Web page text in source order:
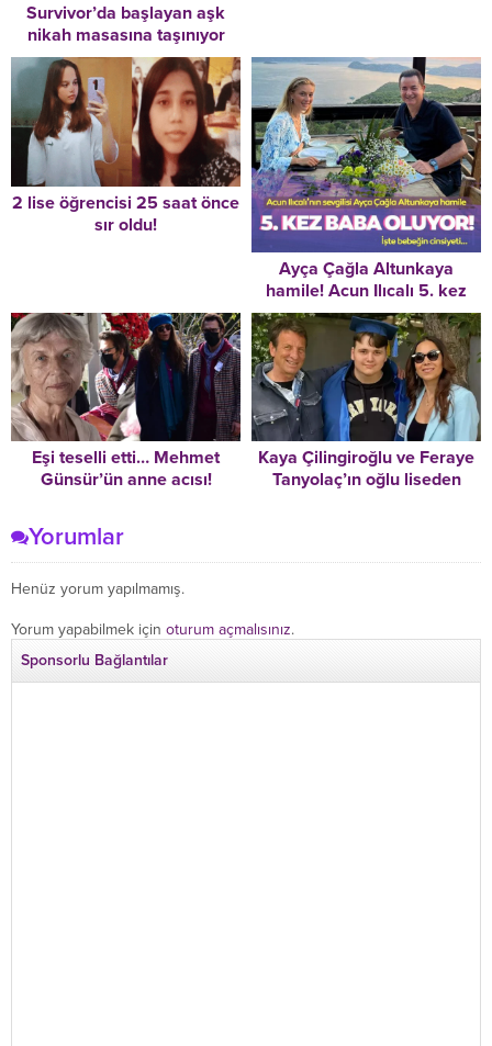
Survivor’da başlayan aşk
nikah masasına taşınıyor
2 lise öğrencisi 25 saat önce
sır oldu!
Ayça Çağla Altunkaya
hamile! Acun Ilıcalı 5. kez
baba oluyor! İşte bebeğin
cinsiyeti…
Eşi teselli etti… Mehmet
Günsür’ün anne acısı!
Kaya Çilingiroğlu ve Feraye
Tanyolaç’ın oğlu liseden
Yorumlar
Henüz yorum yapılmamış.
Yorum yapabilmek için oturum açmalısınız.
Sponsorlu Bağlantılar